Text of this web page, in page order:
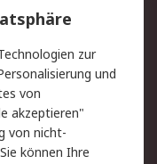
zur
und
von
akzeptieren"
von nicht-
können Ihre